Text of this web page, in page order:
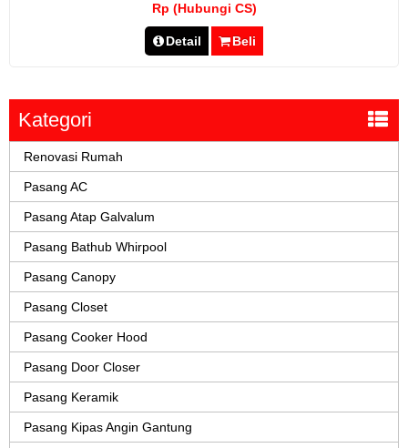
Rp (Hubungi CS)
Detail Beli
Kategori
Renovasi Rumah
Pasang AC
Pasang Atap Galvalum
Pasang Bathub Whirpool
Pasang Canopy
Pasang Closet
Pasang Cooker Hood
Pasang Door Closer
Pasang Keramik
Pasang Kipas Angin Gantung